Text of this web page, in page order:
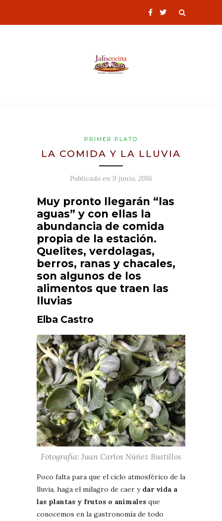
PRIMER PLATO
LA COMIDA Y LA LLUVIA
Publicado en 9 junio, 2016
Muy pronto llegarán “las
aguas” y con ellas la
abundancia de comida
propia de la estación.
Quelites, verdolagas,
berros, ranas y chacales,
son algunos de los
alimentos que traen las
lluvias
Elba Castro
Fotografía: Juan Carlos Núñez Bustillos
Poco falta para que el ciclo atmosférico de la
lluvia, haga el milagro de caer y dar vida a
las plantas y frutos o animales que
conocemos en la gastronomía de todo